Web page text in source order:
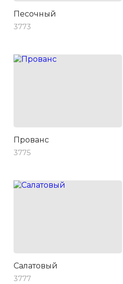
Песочный
3773
Прованс
3775
Салатовый
3777